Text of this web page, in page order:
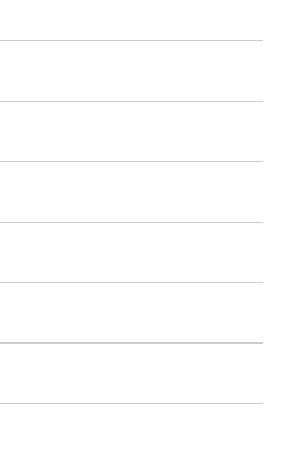
최혜령의원